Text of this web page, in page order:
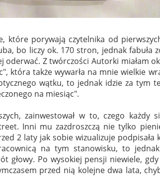
które porywają czytelnika od
bo liczy ok. 170 stron, jednak fabuła
Z twórczości Autorki miałam
która także wywarła na mnie wielkie
wątku, to jednak idzie za tym
na miesiąc".
zainwestował w to, czego każdy
Inni mu zazdroszczą nie tylko
2 laty jak sobie wizualizuje podpisała
na tym stanowisku, to
głowy. Po wysokiej pensji niewiele,
przed nią kolejne dwa lata,